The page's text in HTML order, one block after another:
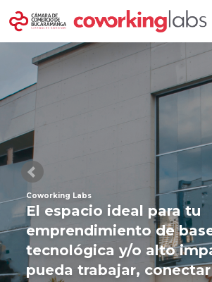
Coworking Labs
El espacio ideal para tu
emprendimiento de
tecnológica y/o alto
pueda trabajar,